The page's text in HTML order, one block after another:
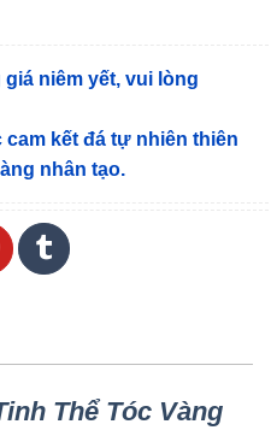
niêm yết, vui lòng
kết đá tự nhiên thiên
nhân tạo.
Thể Tóc Vàng